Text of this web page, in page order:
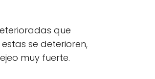
que
se deterioren,
muy fuerte.